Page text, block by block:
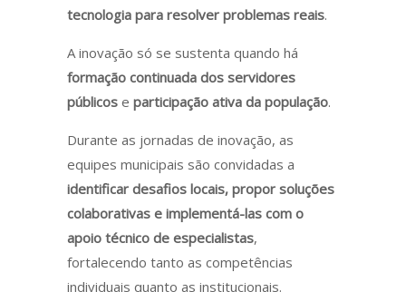
tecnologia para resolver problemas reais.
A inovação só se sustenta quando há
formação continuada dos servidores
públicos e participação ativa da população.
Durante as jornadas de inovação, as
equipes municipais são convidadas a
identificar desafios locais, propor soluções
colaborativas e implementá-las com o
apoio técnico de especialistas,
fortalecendo tanto as competências
individuais quanto as institucionais.